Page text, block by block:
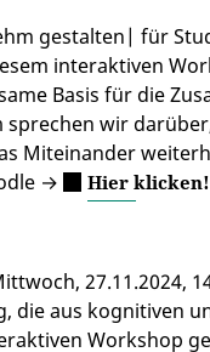
gestalten| für
interaktiven
Basis für die
wir
Miteinander
→
Hier klicken!
27.11.2024,
die aus kognitiven
Workshop